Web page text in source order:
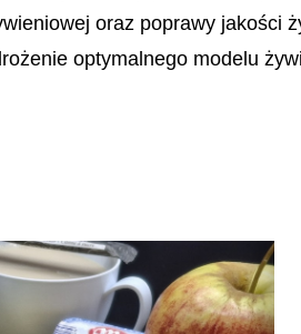
oraz poprawy
optymalnego modelu
Next